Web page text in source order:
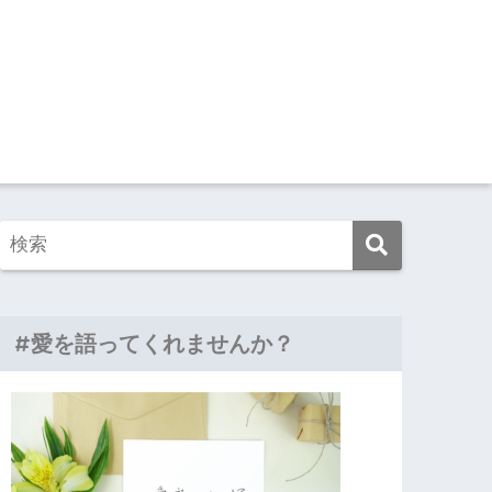
#愛を語ってくれませんか？